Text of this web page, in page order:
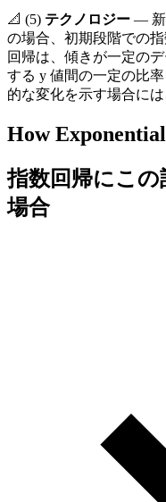
📐 (5) テクノロジー — 新
の場合、初期段階での
回帰は、傾きが一定の
する y 値間の一定の比
的な変化を示す場合に
How
指数回帰にこ
場合